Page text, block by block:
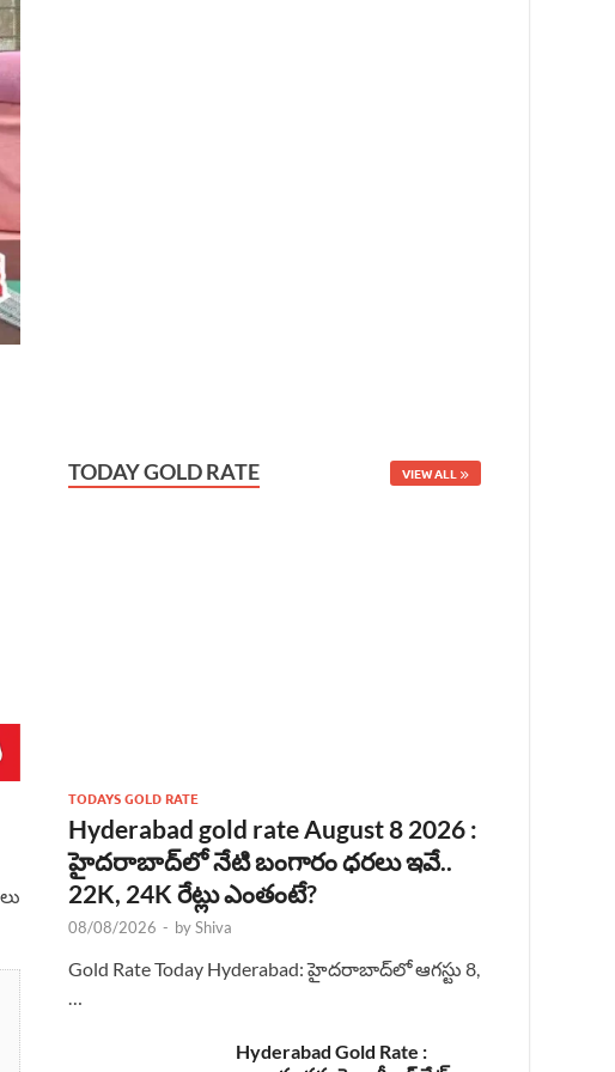
TODAY GOLD RATE VIEW ALL
TODAYS GOLD RATE
Hyderabad gold rate August 8 2026 :
హైదరాబాద్‌లో నేటి బంగారం ధరలు ఇవే..
22K, 24K రేట్లు ఎంతంటే?
08/08/2026 - byShiva
Gold Rate Today Hyderabad: హైదరాబాద్‌లో ఆగస్టు 8,
…
Hyderabad Gold Rate :